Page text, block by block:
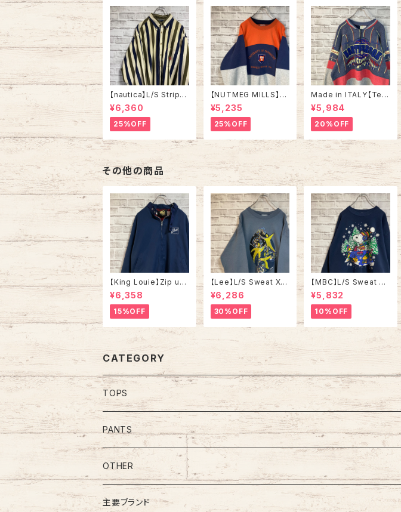
【nautica】L/S Stripe
Corduroy Shirt L 90
s ノーティカ ストライプ
コーデュロイ シャツ ボ
タンダウン 長袖 ワンポ
イントロゴ 刺繍ロゴ 旧
タグ USA アメリカ 古着
¥6,360
25%OFF
【NUTMEG MILLS】S
weat XL Made in US
A 90s “UNIVERSITY
OF TENNESSEE” vin
tage ナツメグミルズ カ
レッジモノ カレッジロゴ
テネシー大学 スウェット
ジ アメリカ USA 古着
¥5,235
25%OFF
Made in ITALY【Teq
uila Boom】L/S Swe
at/Trainer XL 90s ハ
ーフジップスウェット ト
レーナー マルチカラー
レーシング イタリア製
Euro ユーロ 古着
¥5,984
20%OFF
その他の商品
【King Louie】Zip up
Jacket L Made in U
SA アメリカ製 ジップア
ップジャケット スウィン
グトップ ドリズラージャ
ケット ブラックチェック
刺繍ロゴ ワンポイント
ロゴ 胸ロゴ アウター ア
メリカ USA 古着
¥6,358
15%OFF
【Lee】L/S Sweat XL
90s Made in USA 企
業モノ アート系 スウェ
ット トレーナー USA製
アートプリント 肉厚 ア
メリカ USA 古着
¥6,286
30%OFF
【MBC】L/S Sweat L
90s Made in USA “
SNOOPY” スヌーピー
ウッドストック キャラク
ター スウェット トレーナ
ー vintage ヴィンテー
ジ アメリカ USA 古着
¥5,832
10%OFF
CATEGORY
TOPS
Tee
S/L Tee
Polo Shirt
Shirt
PANTS
Jeans/Denim
Work Pants
OTHER
主要ブランド